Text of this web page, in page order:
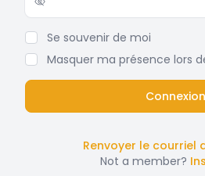
Show/hide password
Se souvenir de moi
Masquer ma présence lors
Renvoyer le courriel
Not a member?